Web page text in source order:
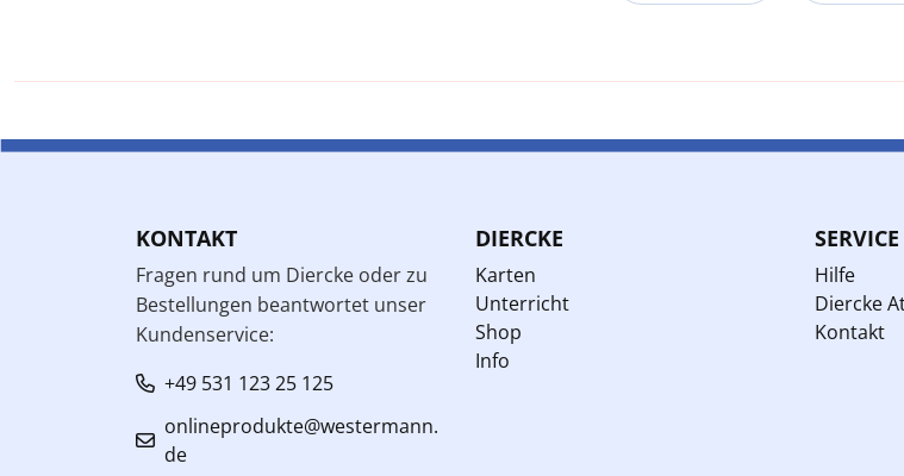
KONTAKT
Fragen rund um Diercke oder zu
Bestellungen beantwortet unser
Kundenservice:
+49 531 123 25 125
onlineprodukte@westermann.
de
DIERCKE
Karten
Unterricht
Shop
Info
SERVICE
Hilfe
Diercke
Kontakt